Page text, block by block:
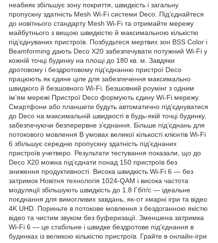
неабияк збільшує зону покриття, швидкість і загальну
пропускну здатність Mesh Wi-Fi системи Deco. Під’єднайтеся
до новітнього стандарту Mesh Wi-Fi та отримайте мережу
майбутнього з вищою швидкістю й максимальною кількістю
під’єднуваних пристроїв. Позбудьтеся мертвих зон BSS Color і
Beamforming дають Deco X20 забезпечувати потужний Wi-Fi у
кожній точці будинку на площі до 180 кв. м. Завдяки
дротовому і бездротовому під’єднанню пристрої Deco
працюють як єдине ціле для забезпечення максимально
швидкого й безшовного Wi-Fi. Безшовний роумінг з одним
ім’ям мережі Пристрої Deco формують єдину Wi-Fi мережу.
Смартфони або планшети будуть автоматично під’єднуватися
до Deco на максимальній швидкості в будь-якій точці будинку,
забезпечуючи безперервне з’єднання. Більше під’єднань для
потокового мовлення В умовах великої кількості клієнтів Wi-Fi
6 збільшує середню пропускну здатність під’єднаних
пристроїв учетверо. Результати тестування показали, що до
Deco X20 можна під’єднати понад 150 пристроїв без
зниження продуктивності. Висока швидкість Wi-Fi 6 — без
затримок Новітня технологія 1024-QAM і висока частота
модуляції збільшують швидкість до 1.8 Гбіт/с — ідеальне
поєднання для вимогливих завдань, як-от хмарні ігри та відео
4K UHD. Пориньте в потокове мовлення з бездоганною якістю
відео та чистим звуком без буферизації. Зменшена затримка
Wi-Fi 6 — це стабільне і швидке бездротове під’єднання в
будинках із великою кількістю пристроїв. Грайте в онлайн-ігри